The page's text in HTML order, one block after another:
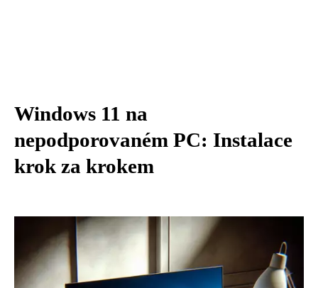
Windows 11 na
nepodporovaném PC: Instalace
krok za krokem